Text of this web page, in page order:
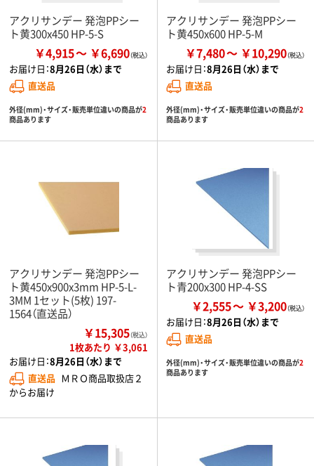
アクリサンデー 発泡PPシー
ト黄300x450 HP-5-S
￥4,915 ￥6,690
お届け日：8月26日（水）まで
直送品
外径(mm)・サイズ・販売単位違いの商品が2
商品あります
アクリサンデー 発泡PPシー
ト黄450x600 HP-5-M
￥7,480 ￥10,290
お届け日：8月26日（水）まで
直送品
外径(mm)・サイズ・販売単位違いの商品が2
商品あります
アクリサンデー 発泡PPシー
ト黄450x900x3mm HP-5-L-
3MM 1セット(5枚) 197-
1564（直送品）
￥15,305（税込）
1枚あたり ￥3,061
お届け日：8月26日（水）まで
直送品 ＭＲＯ商品取扱店２
からお届け
アクリサンデー 発泡PPシー
ト青200x300 HP-4-SS
￥2,555 ￥3,200
お届け日：8月26日（水）まで
直送品
外径(mm)・サイズ・販売単位違いの商品が2
商品あります